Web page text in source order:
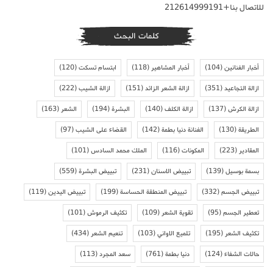
للاتصال بنا+212614999191
كلمات البحث
أخبار الفنانين(104) أخبار المشاهير(118) ابتسام تسكت(120)
ازالة التجاعيد(351) ازالة الشعر الزائد(151) ازالة الشيب(222)
ازالة الكرش(137) ازالة الكلف(140) البشرة(194) الشعر(163)
الطريقة(130) الفنانة دنيا بطمة(142) القضاء على الشيب(97)
المقادير(223) المكونات(116) الملك محمد السادس(101)
بسمة بوسيل(139) تبييض الاسنان(231) تبييض البشرة(559)
تبييض الجسم(332) تبييض المنطقة الحساسة(199) تبييض اليدين(119)
تعطير الجسم(95) تقوية الشعر(109) تكثيف الرموش(101)
تكثيف الشعر(195) تلميع الاواني(103) تنعيم الشعر(434)
حالات الشفاء(124) دنيا بطمة(761) سعد المجرد(113)